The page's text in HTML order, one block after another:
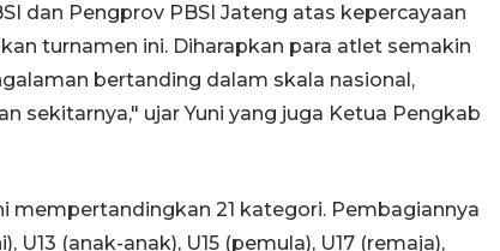
dan Pengprov PBSI Jateng atas kepercayaan
turnamen ini. Diharapkan para atlet semakin
bertanding dalam skala nasional,
sekitarnya," ujar Yuni yang juga Ketua Pengkab
mempertandingkan 21 kategori. Pembagiannya
(anak-anak), U15 (pemula), U17 (remaja),
Kemarau memuncak, air
Waduk Delingan Karanganyar